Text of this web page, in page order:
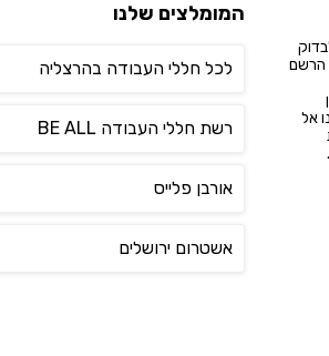
הרשם
אל
המומלצים שלנו
לכל חללי העבודה בהרצליה
רשת חללי העבודה BE ALL
אורבן פלייס
אשטרום ירושלים